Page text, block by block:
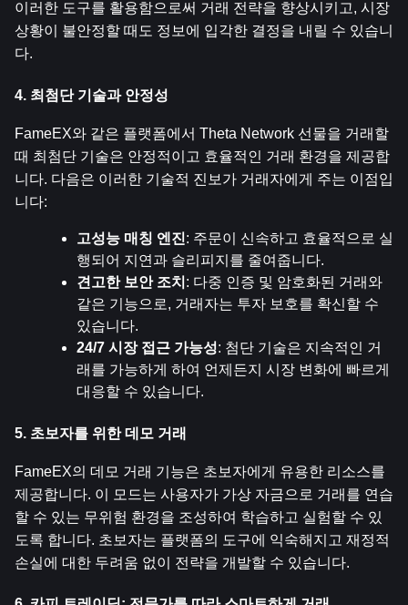
이러한 도구를 활용함으로써 거래 전략을 향상시키고, 시장
상황이 불안정할 때도 정보에 입각한 결정을 내릴 수 있습니
다.
4. 최첨단 기술과 안정성
FameEX와 같은 플랫폼에서 Theta Network 선물을 거래할
때 최첨단 기술은 안정적이고 효율적인 거래 환경을 제공합
니다. 다음은 이러한 기술적 진보가 거래자에게 주는 이점입
니다:
고성능 매칭 엔진: 주문이 신속하고 효율적으로 실
행되어 지연과 슬리피지를 줄여줍니다.
견고한 보안 조치 : 다중 인증 및 암호화된 거래와
같은 기능으로, 거래자는 투자 보호를 확신할 수
있습니다.
24/7 시장 접근 가능성: 첨단 기술은 지속적인 거
래를 가능하게 하여 언제든지 시장 변화에 빠르게
대응할 수 있습니다.
5. 초보자를 위한 데모 거래
FameEX의 데모 거래 기능은 초보자에게 유용한 리소스를
제공합니다. 이 모드는 사용자가 가상 자금으로 거래를 연습
할 수 있는 무위험 환경을 조성하여 학습하고 실험할 수 있
도록 합니다. 초보자는 플랫폼의 도구에 익숙해지고 재정적
손실에 대한 두려움 없이 전략을 개발할 수 있습니다.